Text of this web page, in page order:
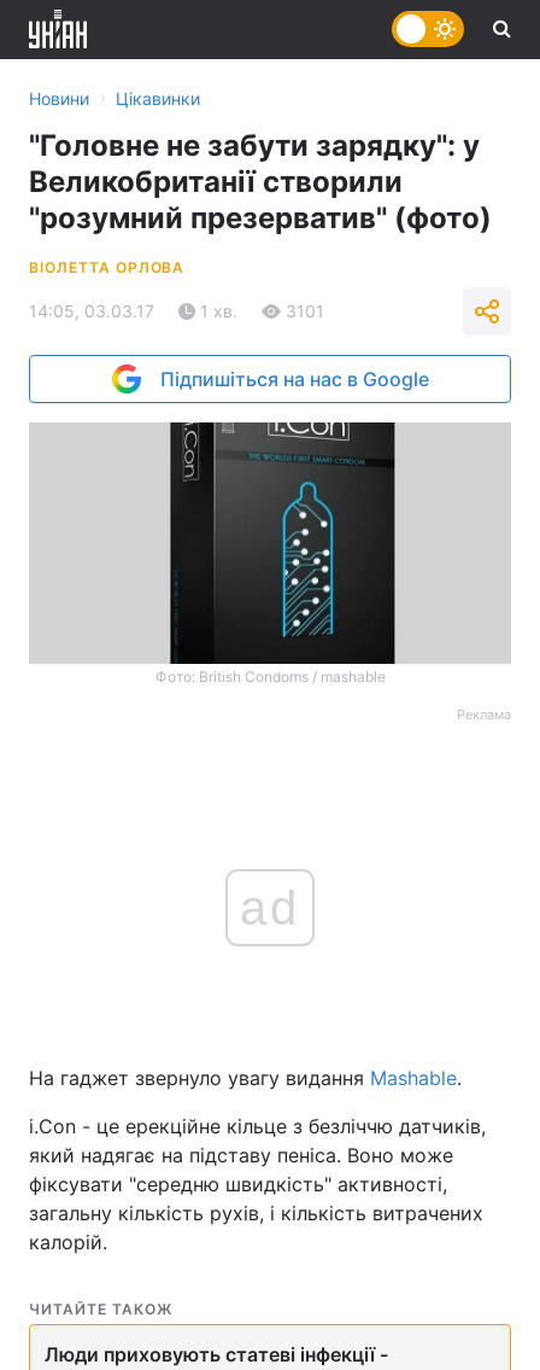
Головна Війна
Україна
Спорт Наука
Новини › Цікавинки
"Головне не забути зарядку": у
Великобританії створили
"розумний презерватив" (фото)
ВІОЛЕТТА ОРЛОВА
14:05, 03.03.17 1 хв. 3101
Підпишіться на нас в Google
Фото: British Condoms / mashable
Реклама
ad
На гаджет звернуло увагу видання Mashable.
i.Con - це ерекційне кільце з безліччю датчиків,
який надягає на підставу пеніса. Воно може
фіксувати "середню швидкість" активності,
загальну кількість рухів, і кількість витрачених
калорій.
ЧИТАЙТЕ ТАКОЖ
Люди приховують статеві інфекції -